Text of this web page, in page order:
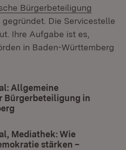
Bürgerbeteiligung
(Öffnet in neuem Fenster)
gegründet. Die Servicestelle
Ihre Aufgabe ist es,
in Baden-Württemberg
Allgemeine
Bürgerbeteiligung in
Mediathek: Wie
stärken –